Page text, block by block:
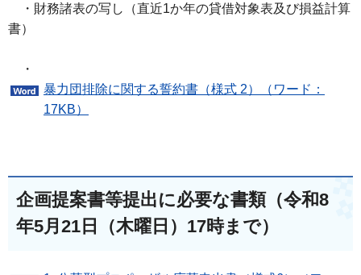
・財務諸表の写し（直近1か年の貸借対象表及び損益計算
書）
・
暴力団排除に関する誓約書（様式 2）（ワード：
17KB）
企画提案書等提出に必要な書類（令和8
年5月21日（木曜日）17時まで）